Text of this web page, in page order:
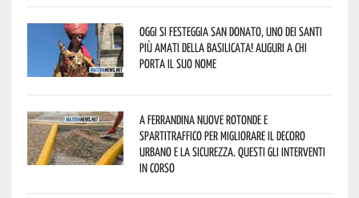
Oggi si festeggia San Donato, uno dei Santi
più amati della Basilicata! Auguri a chi
porta il suo nome
A Ferrandina nuove rotonde e
spartitraffico per migliorare il decoro
urbano e la sicurezza. Questi gli interventi
in corso